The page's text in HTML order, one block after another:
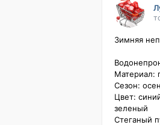
Зимняя
Материал:
Сезон:
Цвет:
зеленый
Стеганый